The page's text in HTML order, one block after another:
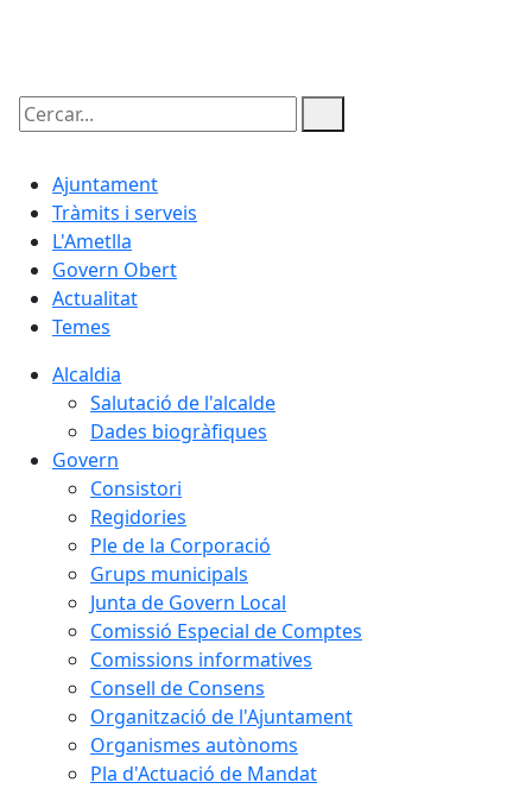
Cercar:
Ajuntament
Tràmits i serveis
L'Ametlla
Govern Obert
Actualitat
Temes
Alcaldia
Salutació de l'alcalde
Dades biogràfiques
Govern
Consistori
Regidories
Ple de la Corporació
Grups municipals
Junta de Govern Local
Comissió Especial de Comptes
Comissions informatives
Consell de Consens
Organització de l'Ajuntament
Organismes autònoms
Pla d'Actuació de Mandat